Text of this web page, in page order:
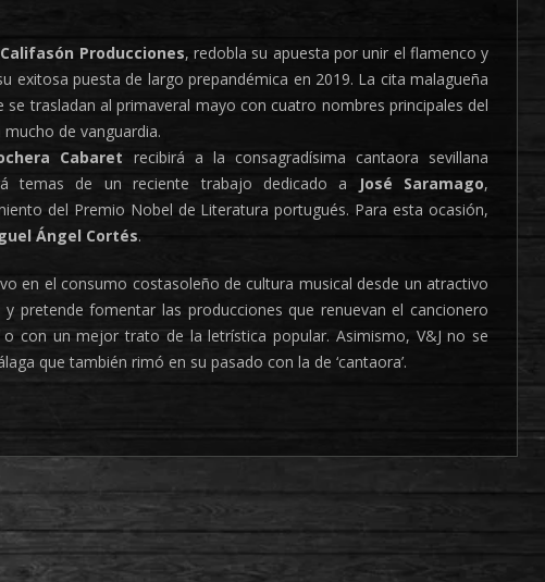
Califasón Producciones, redobla su apuesta por unir el flamenco y
exitosa puesta de largo prepandémica en 2019. La cita malagueña
trasladan al primaveral mayo con cuatro nombres principales del
de vanguardia.
Cabaret recibirá a la consagradísima cantaora sevillana
temas de un reciente trabajo dedicado a José Saramago,
del Premio Nobel de Literatura portugués. Para esta ocasión,
Ángel Cortés.
en el consumo costasoleño de cultura musical desde un atractivo
pretende fomentar las producciones que renuevan el cancionero
con un mejor trato de la letrística popular. Asimismo, V&J no se
que también rimó en su pasado con la de ‘cantaora’.